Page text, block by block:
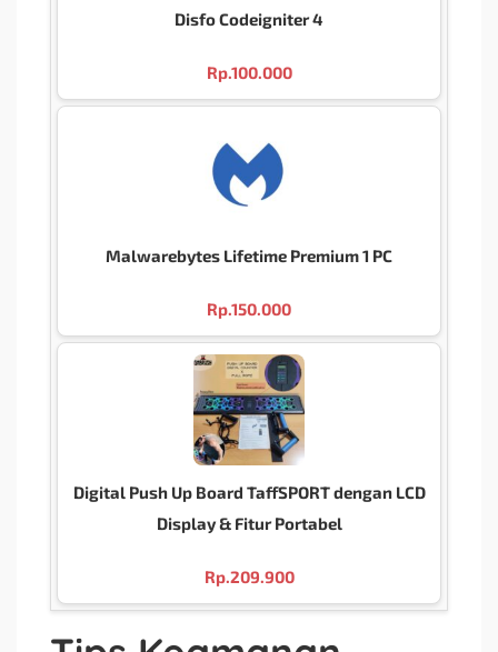
Disfo Codeigniter 4
Rp.100.000
Malwarebytes Lifetime Premium 1 PC
Rp.150.000
Digital Push Up Board TaffSPORT dengan LCD
Display & Fitur Portabel
Rp.209.900